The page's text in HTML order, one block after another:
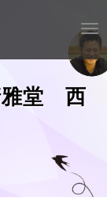
T
o
g
g
g
雅堂 西